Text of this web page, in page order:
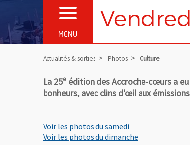
MENU
OUVRIR LE MENU
Actualités & sorties Photos Culture
La 25e édition des Accroche-cœurs a
bonheurs, avec clins d'œil aux
Voir les photos du samedi
Voir les photos du dimanche